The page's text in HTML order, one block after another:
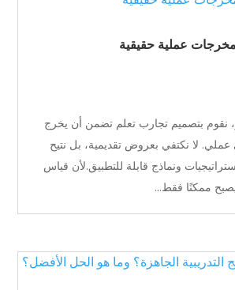
عملية حقيقية
نقوم بتصميم تجارب تعلم تضمن أن يخرج
لا نكتفي بعروض تقديمية، بل نتيح
ونماذج قابلة للتطبيق.لأن قياس
ممكنًا فقط...